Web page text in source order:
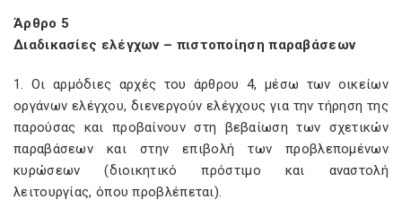
Άρθρο 5
Διαδικασίες ελέγχων – πιστοποίηση παραβάσεων
1. Οι αρμόδιες αρχές του άρθρου 4, μέσω των οικείων
οργάνων ελέγχου, διενεργούν ελέγχους για την τήρηση της
παρούσας και προβαίνουν στη βεβαίωση των σχετικών
παραβάσεων και στην επιβολή των προβλεπομένων
κυρώσεων (διοικητικό πρόστιμο και αναστολή
λειτουργίας, όπου προβλέπεται).